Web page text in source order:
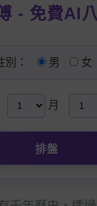
- 免費AI
別： 男 女
月
排盤